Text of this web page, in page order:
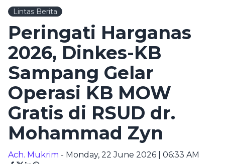
Lintas Berita
Peringati Harganas
2026, Dinkes-KB
Sampang Gelar
Operasi KB MOW
Gratis di RSUD dr.
Mohammad Zyn
Ach. Mukrim - Monday, 22 June 2026 | 06:33 AM